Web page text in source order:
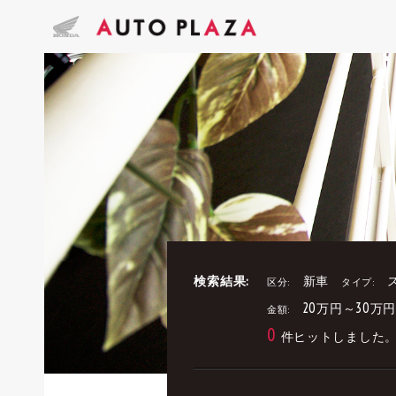
検索結果: 区分: 新車 タイプ:
金額: 20万円～30万
0 件ヒットしました。